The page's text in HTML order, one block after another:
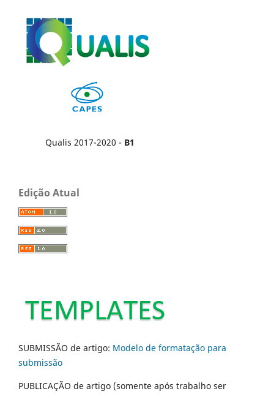
Qualis 2017-2020 - B1
Edição Atual
SUBMISSÃO de artigo: Modelo de formatação para
submissão
PUBLICAÇÃO de artigo (somente após trabalho ser